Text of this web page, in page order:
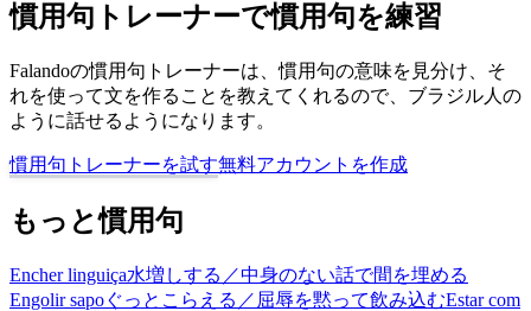
慣用句トレーナーで慣用句を練習
Falandoの慣用句トレーナーは、慣用句の意味を見分け、そ
れを使って文を作ることを教えてくれるので、ブラジル人の
ように話せるようになります。
慣用句トレーナーを試す無料アカウントを作成
もっと慣用句
Encher linguiça水増しする／中身のない話で間を埋める
Engolir sapoぐっとこらえる／屈辱を黙って飲み込むEstar com